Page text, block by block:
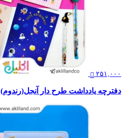
۲۵۱,۰۰۰
دفترچه یادداشت طرح دار آنجل(رندوم)